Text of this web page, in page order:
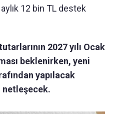
12 bin TL destek
2027 yılı Ocak
beklenirken, yeni
yapılacak
netleşecek.